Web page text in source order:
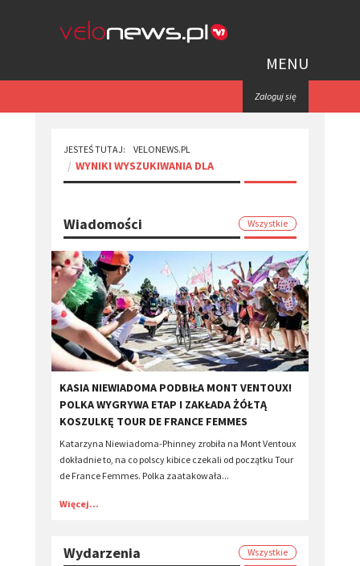
MENU
Zaloguj się
JESTEŚ TUTAJ: VELONEWS.PL
WYNIKI WYSZUKIWANIA DLA
Wiadomości Wszystkie
KASIA NIEWIADOMA PODBIŁA MONT VENTOUX!
POLKA WYGRYWA ETAP I ZAKŁADA ŻÓŁTĄ
KOSZULKĘ TOUR DE FRANCE FEMMES
Katarzyna Niewiadoma-Phinney zrobiła na Mont Ventoux
dokładnie to, na co polscy kibice czekali od początku Tour
de France Femmes. Polka zaatakowała...
Więcej...
Wydarzenia Wszystkie